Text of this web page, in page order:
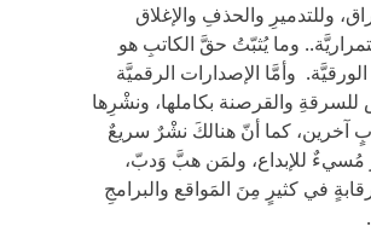
وللتدميرِ والحذفِ والإغلاق
وما يُثبّتُ حقَّ الكاتبِ هو
وأمَّا الإصدارات الرقميَّة
والقرصنة بكاملها، ونشْرِها
آخرين، كما أنّ هنالكَ نشْرٌ سريعٌ
مُسيءٌ للإبداع، ولمَن هبَّ وَدبّ،
في كثيرٍ مِنَ المَواقع والبرامجِ